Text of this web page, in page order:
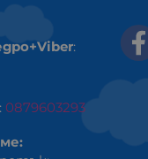
:
: 0879603293